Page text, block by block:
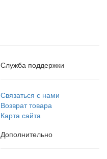
Служба поддержки
Связаться с нами
Возврат товара
Карта сайта
Дополнительно